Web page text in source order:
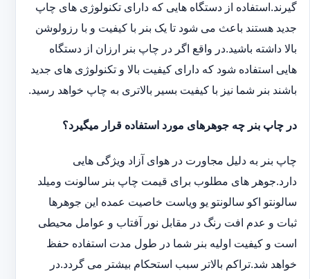
گیرند.استفاده از دستگاه هایی که دارای تکنولوژی های چاپ
جدید هستند باعث می شود تا یک بنر با کیفیت و با رزولوشن
بالا داشته باشید.در واقع اگر در چاپ بنر ارزان از دستگاه
هایی استفاده شود که دارای کیفیت بالا و تکنولوژی های جدید
باشند بنر شما نیز با کیفیت بسیر بالاتری به چاپ خواهد رسید.
در چاپ بنر چه جوهرهای مورد استفاده قرار میگیرد؟
چاپ بنر به دلیل مجاورت در هوای آزاد ویژگی هایی
دارد.جوهر های مطلوب برای قیمت چاپ بنر سالونت ‏و‏‏میلد
سالونت‎و ‎‏اکو سالونت‎‎‏و یو وی‎‏است خاصیت عمده این ‏جوهرها
ثبات و عدم افت رنگ در مقابل نور آفتاب و عوامل محیطی
است و کیفیت اولیه بنر شما در طول مدت استفاده حفظ
خواهد شد.‎تراکم بالاتر سبب استحکام بیشتر می گردد.در